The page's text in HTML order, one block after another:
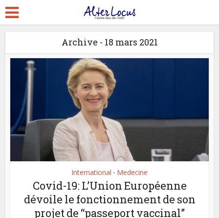
Archive - 18 mars 2021
International • Medecine
Covid-19: L’Union Européenne
dévoile le fonctionnement de son
projet de “passeport vaccinal”